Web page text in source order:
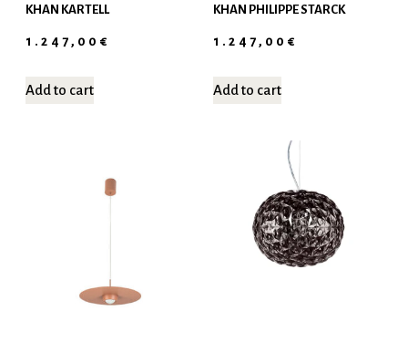
KHAN KARTELL
1.247,00 €
Add to cart
KHAN PHILIPPE STARCK
1.247,00 €
Add to cart